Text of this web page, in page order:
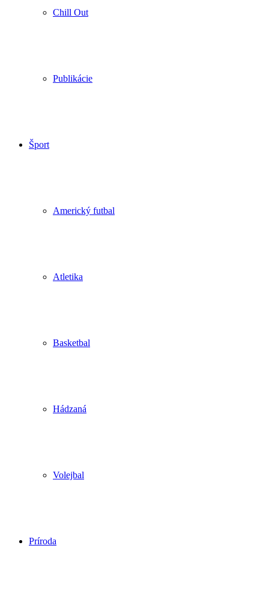
Chill Out
Publikácie
Šport
Americký futbal
Atletika
Basketbal
Hádzaná
Volejbal
Príroda